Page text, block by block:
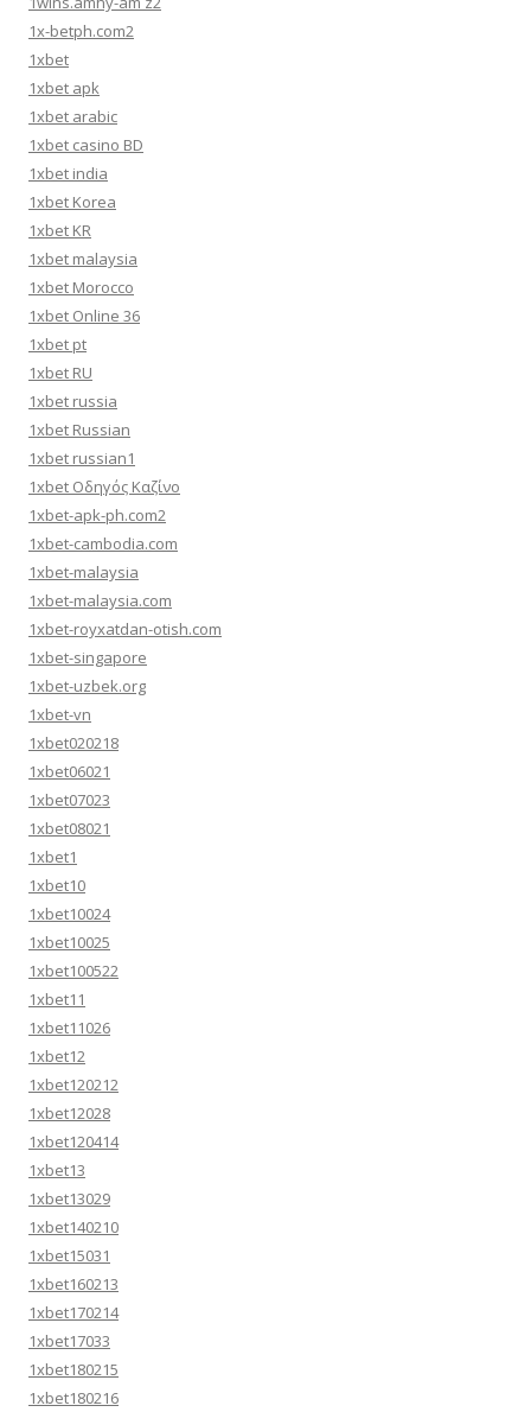
1x-betph.com2
1xbet
1xbet apk
1xbet arabic
1xbet casino BD
1xbet india
1xbet Korea
1xbet KR
1xbet malaysia
1xbet Morocco
1xbet Online 36
1xbet pt
1xbet RU
1xbet russia
1xbet Russian
1xbet russian1
1xbet Οδηγός Καζίνο
1xbet-apk-ph.com2
1xbet-cambodia.com
1xbet-malaysia
1xbet-malaysia.com
1xbet-royxatdan-otish.com
1xbet-singapore
1xbet-uzbek.org
1xbet-vn
1xbet020218
1xbet06021
1xbet07023
1xbet08021
1xbet1
1xbet10
1xbet10024
1xbet10025
1xbet100522
1xbet11
1xbet11026
1xbet12
1xbet120212
1xbet12028
1xbet120414
1xbet13
1xbet13029
1xbet140210
1xbet15031
1xbet160213
1xbet170214
1xbet17033
1xbet180215
1xbet180216